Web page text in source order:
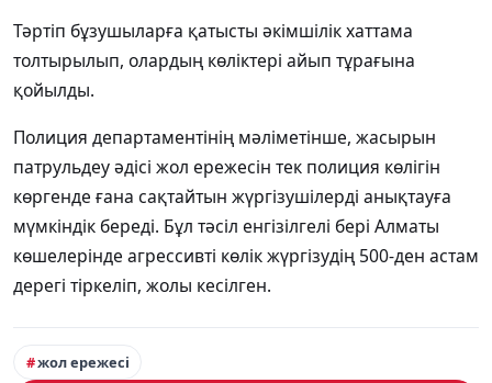
Тәртіп бұзушыларға қатысты әкімшілік хаттама
толтырылып, олардың көліктері айып тұрағына
қойылды.
Полиция департаментінің мәліметінше, жасырын
патрульдеу әдісі жол ережесін тек полиция көлігін
көргенде ғана сақтайтын жүргізушілерді анықтауға
мүмкіндік береді. Бұл тәсіл енгізілгелі бері Алматы
көшелерінде агрессивті көлік жүргізудің 500-ден астам
дерегі тіркеліп, жолы кесілген.
жол ережесі